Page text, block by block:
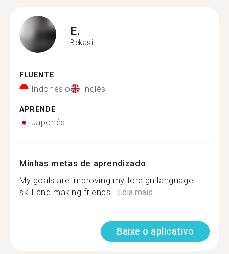
E.
Bekasi
FLUENTE
Indonésio Inglês
APRENDE
Japonês
Minhas metas de aprendizado
My goals are improving my foreign language
skill and making friends...Leia mais
Baixe o aplicativo